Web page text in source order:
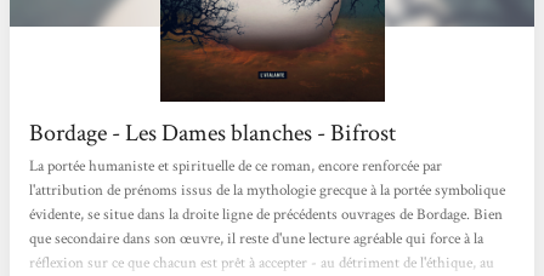
Bordage - Les Dames blanches - Bifrost
La portée humaniste et spirituelle de ce roman, encore renforcée par
l'attribution de prénoms issus de la mythologie grecque à la portée symbolique
évidente, se situe dans la droite ligne de précédents ouvrages de Bordage. Bien
que secondaire dans son œuvre, il reste d'une lecture agréable qui force à la
réflexion sur ce que chacun est prêt à accepter - au détriment de l'éthique, au